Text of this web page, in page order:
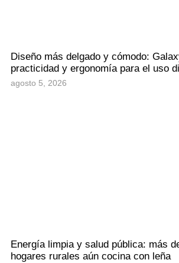
Diseño más delgado y cómodo:
practicidad y ergonomía para el uso
agosto 5, 2026
Energía limpia y salud pública: más
hogares rurales aún cocina con leña